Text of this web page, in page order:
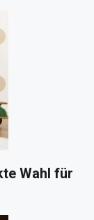
Wahl für